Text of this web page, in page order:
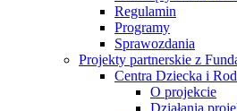
Regulamin
Programy
Sprawozdania
Projekty partnerskie z
Centra Dziecka i
O projekcie
Działania